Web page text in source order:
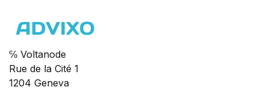
℅ Voltanode
Rue de la Cité 1
1204 Geneva